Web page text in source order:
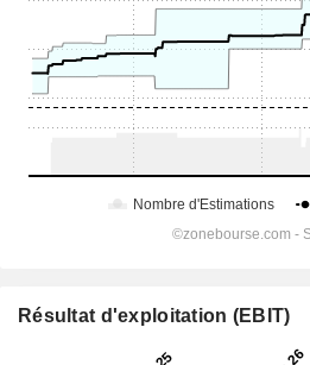
Résultat d'exploitation (EBIT)